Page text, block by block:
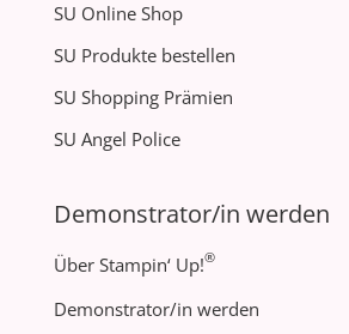
SU Online Shop
SU Produkte bestellen
SU Shopping Prämien
SU Angel Police
Demonstrator/in werden
Über Stampin‘ Up!®
Demonstrator/in werden